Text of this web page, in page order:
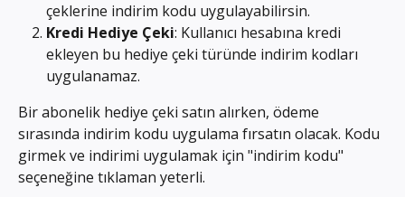
çeklerine indirim kodu uygulayabilirsin.
Kredi Hediye Çeki: Kullanıcı hesabına kredi
ekleyen bu hediye çeki türünde indirim kodları
uygulanamaz.
Bir abonelik hediye çeki satın alırken, ödeme
sırasında indirim kodu uygulama fırsatın olacak. Kodu
girmek ve indirimi uygulamak için "indirim kodu"
seçeneğine tıklaman yeterli.